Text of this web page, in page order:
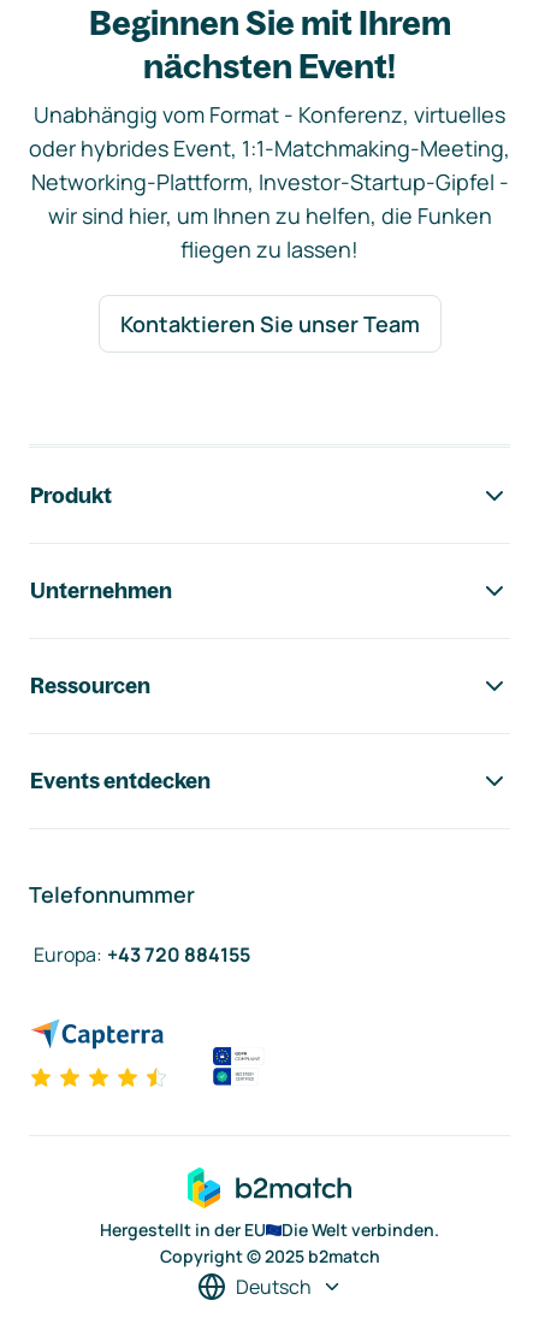
Beginnen Sie mit Ihrem
nächsten Event!
Unabhängig vom Format - Konferenz, virtuelles
oder hybrides Event, 1:1-Matchmaking-Meeting,
Networking-Plattform, Investor-Startup-Gipfel -
wir sind hier, um Ihnen zu helfen, die Funken
fliegen zu lassen!
Kontaktieren Sie unser Team
Produkt
Unternehmen
Ressourcen
Events entdecken
Telefonnummer
Europa: +43 720 884155
Hergestellt in der EU
Die Welt verbinden.
Copyright © 2025 b2match
Deutsch